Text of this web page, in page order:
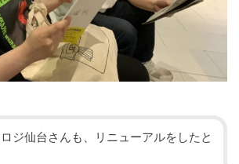
ジ仙台さんも、リニューアルをしたと